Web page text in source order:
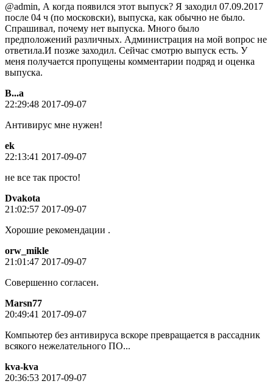
@admin, А когда появился этот выпуск? Я заходил 07.09.2017
после 04 ч (по московски), выпуска, как обычно не было.
Спрашивал, почему нет выпуска. Много было
предположений различных. Администрация на мой вопрос не
ответила.И позже заходил. Сейчас смотрю выпуск есть. У
меня получается пропущены комментарии подряд и оценка
выпуска.
В...а
22:29:48 2017-09-07
Антивирус мне нужен!
ek
22:13:41 2017-09-07
не все так просто!
Dvakota
21:02:57 2017-09-07
Хорошие рекомендации .
orw_mikle
21:01:47 2017-09-07
Совершенно согласен.
Marsn77
20:49:41 2017-09-07
Компьютер без антивируса вскоре превращается в рассадник
всякого нежелательного ПО...
kva-kva
20:36:53 2017-09-07